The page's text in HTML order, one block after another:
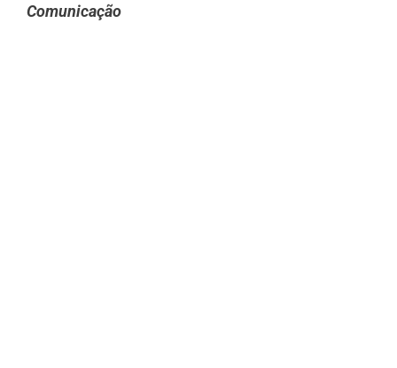
Comunicação